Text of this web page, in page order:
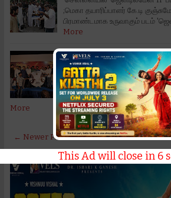
;மெகா தயாரிப்பாளர் கே.டி
பிரமாண்டமாக உருவாகும் படம்
More
ரஜினி சமூகவிரோதிகளை
திருமுருகன் காந்தி குற்றச்சாட்டு!
ரஜினி சமூகவிரோதிகளை
திருமுருகன் காந்தி
ஆதரிக்கிறார்: சினிமா பட விழாவில்
More
← Newer Post Home
This Ad will close in 5